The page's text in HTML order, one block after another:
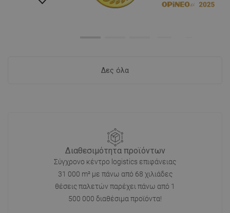
Δες όλα
Διαθεσιμότητα προϊόντων
Σύγχρονο κέντρο logistics επιφάνειας
31 000 m² με πάνω από 68 χιλιάδες
θέσεις παλετών παρέχει πάνω από 1
500 000 διαθέσιμα προϊόντα!